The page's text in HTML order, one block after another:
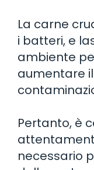
La carne
i batteri, e
ambiente
aumentare
Pertanto, è
necessario